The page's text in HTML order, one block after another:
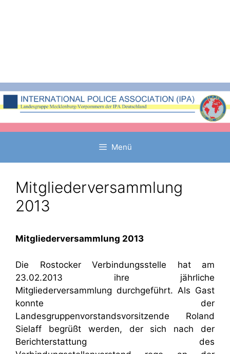
Menü
Mitgliederversammlung
2013
Mitgliederversammlung 2013
Die Rostocker Verbindungsstelle hat am
23.02.2013 ihre jährliche
Mitgliederversammlung durchgeführt. Als Gast
konnte der
Landesgruppenvorstandsvorsitzende Roland
Sielaff begrüßt werden, der sich nach der
Berichterstattung des